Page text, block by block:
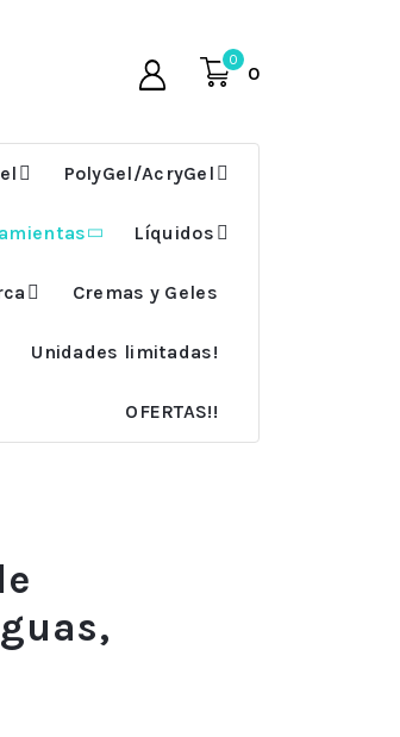
0
0
PolyGel/AcryGel
Líquidos
Cremas y Geles
Unidades limitadas!
OFERTAS!!